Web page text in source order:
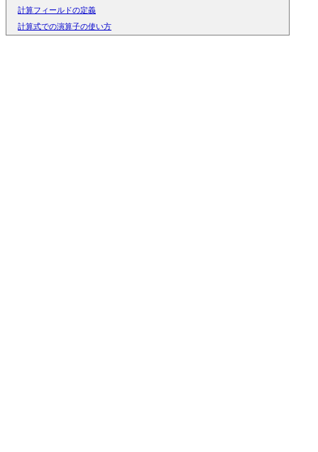
計算フィールドの定義
計算式での演算子の使い方